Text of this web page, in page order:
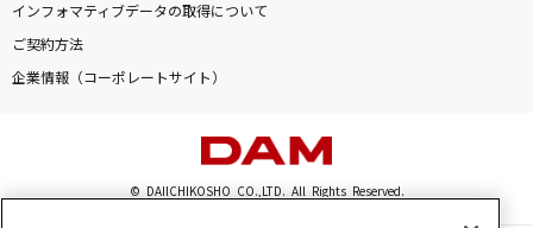
インフォマティブデータの取得について
ご契約方法
企業情報（コーポレートサイト）
© DAIICHIKOSHO CO.,LTD. All Rights Reserved.